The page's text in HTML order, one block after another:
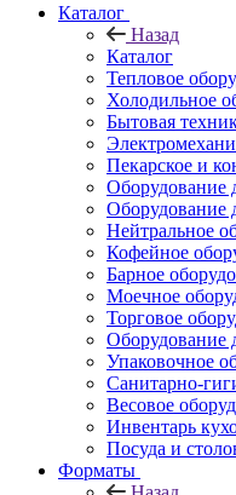
Каталог
Назад
Каталог
Тепловое
Холодильное
Бытовая
Пекарское и
Оборудование
Оборудование
Нейтральное
Кофейное
Барное
Моечное
Торговое
Оборудование
Упаковочное
Санитарно-
Весовое
Инвентарь
Посуда и
Форматы